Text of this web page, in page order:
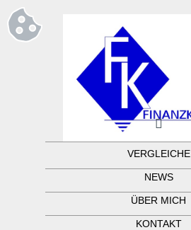
VERGLEICHE
NEWS
ÜBER MICH
KONTAKT